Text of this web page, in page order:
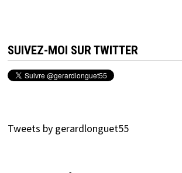
SUIVEZ-MOI SUR TWITTER
Tweets by gerardlonguet55